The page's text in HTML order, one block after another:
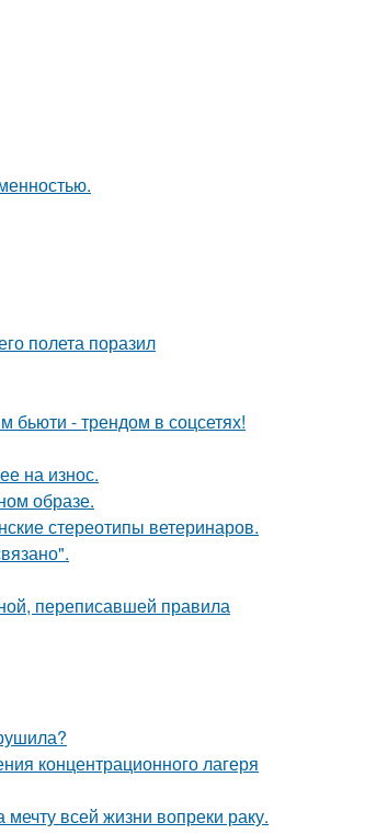
полета поразил
бьюти - трендом в соцсетях!
на износ.
образе.
стереотипы ветеринаров.
переписавшей правила
концентрационного лагеря
всей жизни вопреки раку.